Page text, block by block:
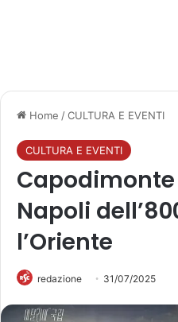
Home /CULTURA E EVENTI
CULTURA E EVENTI
Capodimonte
Napoli
l’Oriente
redazione 31/07/2025